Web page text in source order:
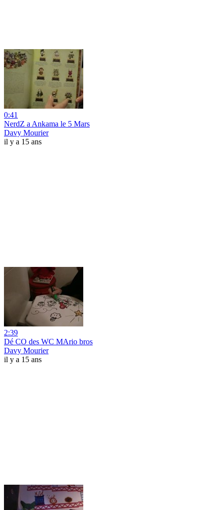
0:41
NerdZ a Ankama le 5 Mars
Davy Mourier
il y a 15 ans
2:39
Dé CO des WC MArio bros
Davy Mourier
il y a 15 ans